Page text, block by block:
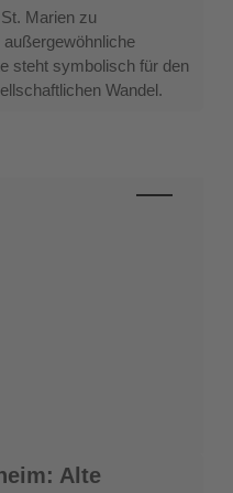
Marien zu
steht symbolisch für den
Wandel.
Alte